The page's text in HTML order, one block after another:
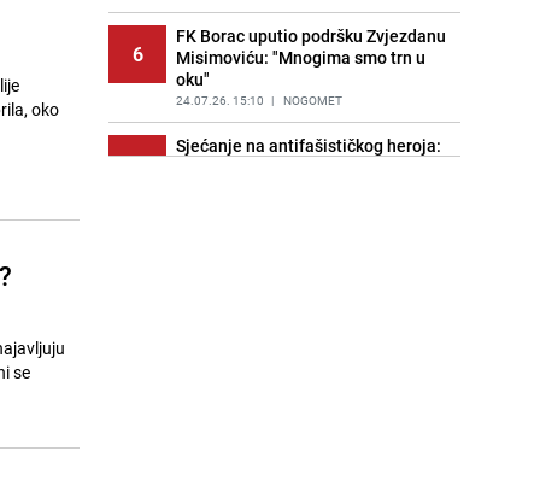
oko
se
6
FK Borac uputio podršku Zvjezdanu
Misimoviću: "Mnogima smo trn u
oku"
24.07.26. 15:10 | NOGOMET
7
Sjećanje na antifašističkog heroja: